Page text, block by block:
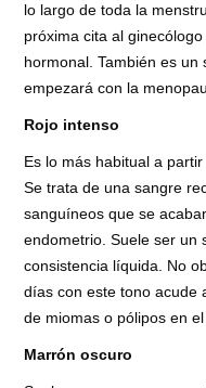
lo largo de toda la
próxima cita al
hormonal. También es
empezará con la
Rojo intenso
Es lo más habitual a
Se trata de una sangre
sanguíneos que se
endometrio. Suele ser un
consistencia líquida. No
días con este tono acude
de miomas o pólipos en
Marrón oscuro